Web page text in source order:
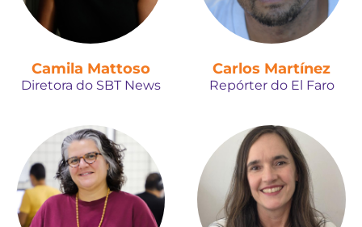
Camila Mattoso
Diretora do SBT News
Carlos Martínez
Repórter do El Faro